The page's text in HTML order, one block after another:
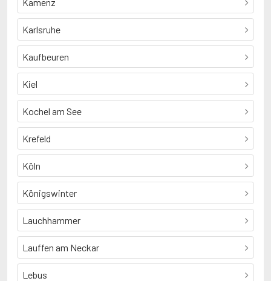
Karlsruhe
Kaufbeuren
Kiel
Kochel am See
Krefeld
Köln
Königswinter
Lauchhammer
Lauffen am Neckar
Lebus